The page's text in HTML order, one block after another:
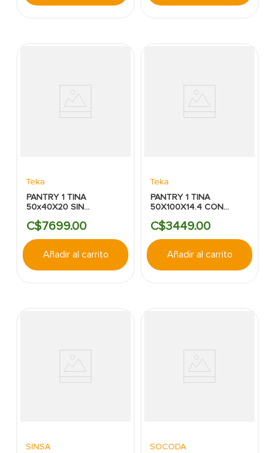
Teka
PANTRY 1 TINA
50x40X20 SIN
SUBMONTAR TEKA
C$7699.00
Añadir al carrito
Teka
PANTRY 1 TINA
50X100X14.4 CON
SOBREPONER TEKA
C$3449.00
Añadir al carrito
SINSA SOCODA